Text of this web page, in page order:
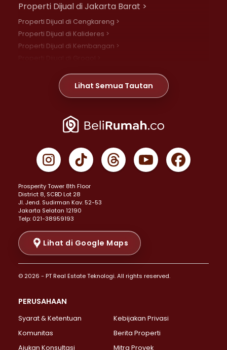
Properti Dijual di Jakarta Barat >
Properti Dijual di Cengkareng >
Properti Dijual di Kalideres >
Properti Dijual di Kembangan >
Properti Dijual di Meruya >
Properti Dijual di Jelambar >
Properti Dijual di Jakarta Pusat >
Properti Dijual di Gambir >
Properti Dijual di Johar Baru >
Properti Dijual di Menteng >
Properti Dijual di Senen >
Properti Dijual di Tanah Abang >
Properti Dijual di Cikini >
Properti Dijual di Kramat >
Properti Dijual di Pasar Baru >
Properti Dijual di Bendungan Hilir >
Properti Dijual di Jakarta Selatan >
Properti Dijual di Lebak Bulus >
Properti Dijual di Gandaria Selatan >
Properti Dijual di Pondok Labu >
Lihat Semua Tautan
Prosperity Tower 8th Floor
District 8, SCBD Lot 28
JI. Jend. Sudirman Kav. 52-53
Jakarta Selatan 12190
Telp: 021-38959193
Lihat di Google Maps
© 2026 - PT Real Estate Teknologi. All rights reserved.
PERUSAHAAN
Syarat & Ketentuan
Kebijakan Privasi
Komunitas
Berita Properti
Ajukan Konsultasi
Mitra Proyek